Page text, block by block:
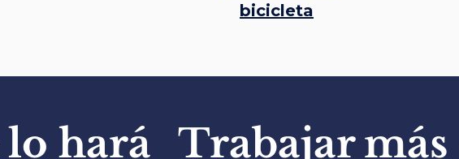
bicicleta
lo hará Trabajar